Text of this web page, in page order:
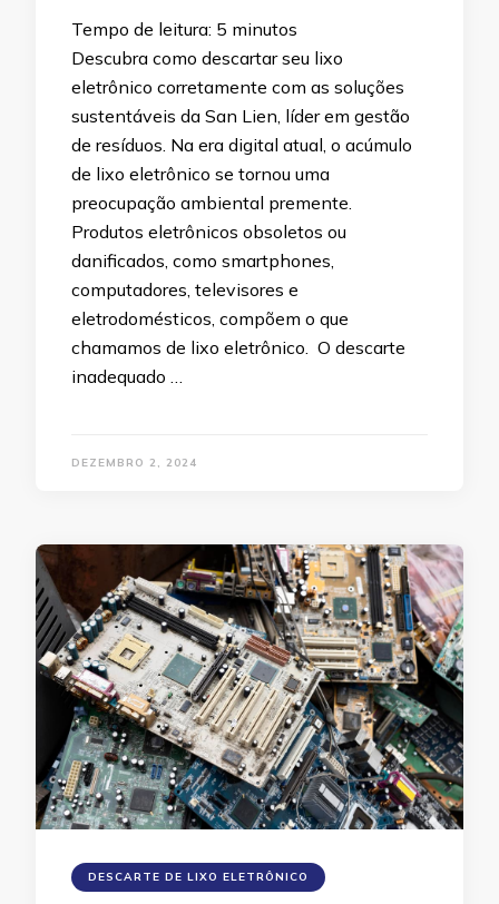
Tempo de leitura: 5 minutos
Descubra como descartar seu lixo
eletrônico corretamente com as soluções
sustentáveis da San Lien, líder em gestão
de resíduos. Na era digital atual, o acúmulo
de lixo eletrônico se tornou uma
preocupação ambiental premente.
Produtos eletrônicos obsoletos ou
danificados, como smartphones,
computadores, televisores e
eletrodomésticos, compõem o que
chamamos de lixo eletrônico. O descarte
inadequado …
DEZEMBRO 2, 2024
DESCARTE DE LIXO ELETRÔNICO